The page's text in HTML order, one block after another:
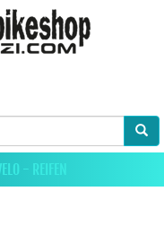
- REIFEN